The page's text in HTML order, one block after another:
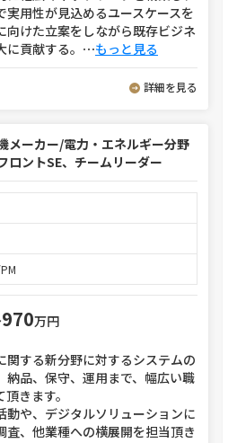
実用性が見込めるユースケースを
向けた立案をしながら既存ビジネ
貢献する。 ⋯もっと見る
詳細を見る
メーカー/電力・エネルギー分野
ロントSE、チームリーダー
970万円
関する新分野に対するシステムの
納品、保守、運用まで、幅広い職
きます。
動や、デジタルソリューションに
査、他業種への横展開を担当頂き